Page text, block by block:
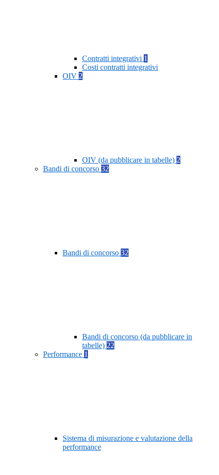
Contratti integrativi 1
Costi contratti integrativi
OIV 2
OIV (da pubblicare in tabelle) 2
Bandi di concorso 32
Bandi di concorso 32
Bandi di concorso (da pubblicare in
tabelle) 22
Performance 1
Sistema di misurazione e valutazione della
performance